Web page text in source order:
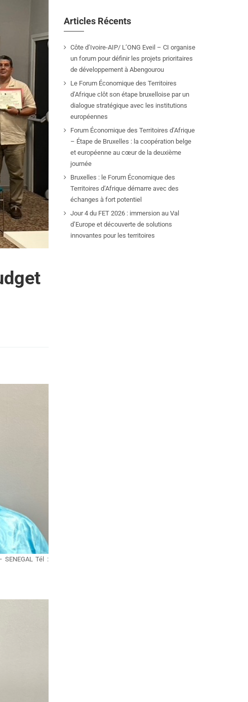
SENEGAL Tél :
Articles Récents
Côte d’Ivoire-AIP/ L’ONG Eveil – CI organise
un forum pour définir les projets prioritaires
de développement à Abengourou
Le Forum Économique des Territoires
d’Afrique clôt son étape bruxelloise par un
dialogue stratégique avec les institutions
européennes
Forum Économique des Territoires d’Afrique
– Étape de Bruxelles : la coopération belge
et européenne au cœur de la deuxième
journée
Bruxelles : le Forum Économique des
Territoires d’Afrique démarre avec des
échanges à fort potentiel
Jour 4 du FET 2026 : immersion au Val
d’Europe et découverte de solutions
innovantes pour les territoires